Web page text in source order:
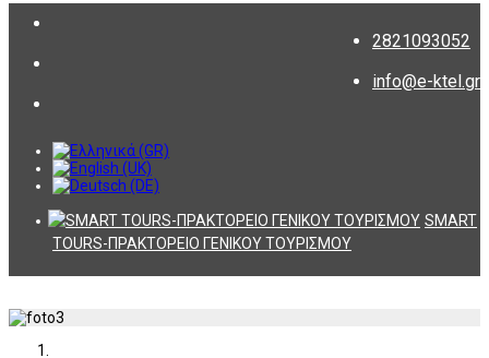
2821093052
info@e-ktel.gr
SMART
TOURS-ΠΡΑΚΤΟΡΕΙΟ ΓΕΝΙΚΟΥ ΤΟΥΡΙΣΜΟΥ